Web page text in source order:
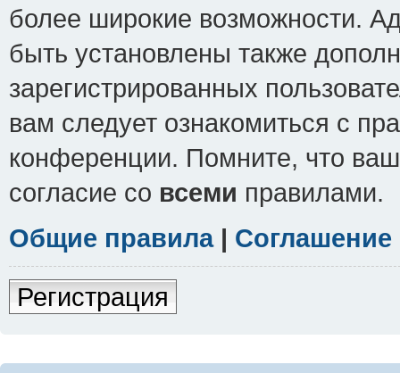
более широкие возможности.
быть установлены также
зарегистрированных
вам следует ознакомиться с
конференции. Помните, что
согласие со всеми правилами.
Общие правила|
Регистрация